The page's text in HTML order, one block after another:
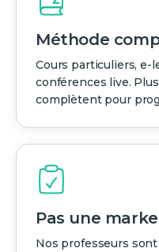
Méthode
Cours particuliers, e-
conférences live.
complètent pour
Pas une
Nos professeurs